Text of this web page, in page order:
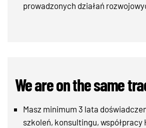
prowadzonych działań
We are on the same
Masz minimum 3 lata
szkoleń, konsultingu, współpracy